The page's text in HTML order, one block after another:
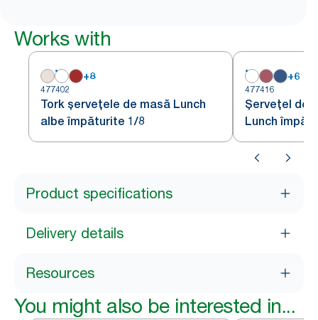
Works with
+8
477402
Tork șervețele de masă Lunch
albe împăturite 1/8
+6
477416
Șervețel de
Lunch
Product specifications
Delivery details
Resources
You might also be interested in...